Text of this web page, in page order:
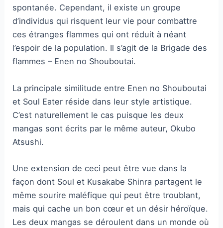
spontanée. Cependant, il existe un groupe
d’individus qui risquent leur vie pour combattre
ces étranges flammes qui ont réduit à néant
l’espoir de la population. Il s’agit de la Brigade des
flammes – Enen no Shouboutai.
La principale similitude entre Enen no Shouboutai
et Soul Eater réside dans leur style artistique.
C’est naturellement le cas puisque les deux
mangas sont écrits par le même auteur, Okubo
Atsushi.
Une extension de ceci peut être vue dans la
façon dont Soul et Kusakabe Shinra partagent le
même sourire maléfique qui peut être troublant,
mais qui cache un bon cœur et un désir héroïque.
Les deux mangas se déroulent dans un monde où